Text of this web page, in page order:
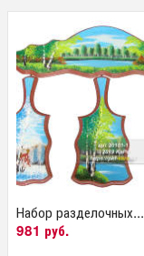
Набор разделочных...
981 руб.